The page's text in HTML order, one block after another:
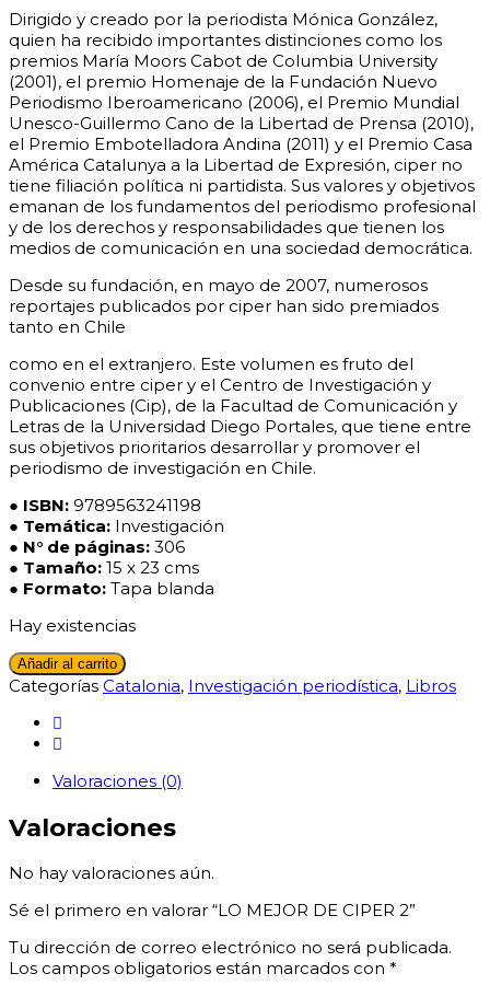
Dirigido y creado por la periodista Mónica González,
quien ha recibido importantes distinciones como los
premios María Moors Cabot de Columbia University
(2001), el premio Homenaje de la Fundación Nuevo
Periodismo Iberoamericano (2006), el Premio Mundial
Unesco-Guillermo Cano de la Libertad de Prensa (2010),
el Premio Embotelladora Andina (2011) y el Premio Casa
América Catalunya a la Libertad de Expresión, ciper no
tiene filiación política ni partidista. Sus valores y objetivos
emanan de los fundamentos del periodismo profesional
y de los derechos y responsabilidades que tienen los
medios de comunicación en una sociedad democrática.
Desde su fundación, en mayo de 2007, numerosos
reportajes publicados por ciper han sido premiados
tanto en Chile
como en el extranjero. Este volumen es fruto del
convenio entre ciper y el Centro de Investigación y
Publicaciones (Cip), de la Facultad de Comunicación y
Letras de la Universidad Diego Portales, que tiene entre
sus objetivos prioritarios desarrollar y promover el
periodismo de investigación en Chile.
● ISBN: 9789563241198
● Temática: Investigación
● N° de páginas: 306
● Tamaño: 15 x 23 cms
● Formato: Tapa blanda
Hay existencias
LO
MEJOR
CIPER
Añadir al carrito
Categorías Catalonia, Investigación periodística, Libros
Valoraciones (0)
Valoraciones
No hay valoraciones aún.
Sé el primero en valorar “LO MEJOR DE CIPER 2”
Tu dirección de correo electrónico no será publicada.
Los campos obligatorios están marcados con *